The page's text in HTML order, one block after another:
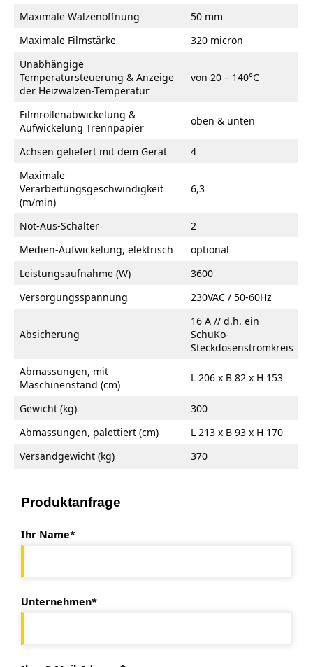
Maximale Walzenöffnung
50 mm
Maximale Filmstärke
320 micron
Unabhängige
Temperatursteuerung & Anzeige
der Heizwalzen-Temperatur
von 20 – 140°C
Filmrollenabwickelung &
Aufwickelung Trennpapier
oben & unten
Achsen geliefert mit dem Gerät
4
Maximale
Verarbeitungsgeschwindigkeit
(m/min)
6,3
Not-Aus-Schalter
2
Medien-Aufwickelung, elektrisch
optional
Leistungsaufnahme (W)
3600
Versorgungsspannung
230VAC / 50-60Hz
Absicherung
16 A // d.h. ein
SchuKo-
Steckdosenstromkreis
Abmassungen, mit
Maschinenstand (cm)
L 206 x B 82 x H 153
Gewicht (kg)
300
Abmassungen, palettiert (cm)
L 213 x B 93 x H 170
Versandgewicht (kg)
370
Produktanfrage
Ihr Name*
Unternehmen*